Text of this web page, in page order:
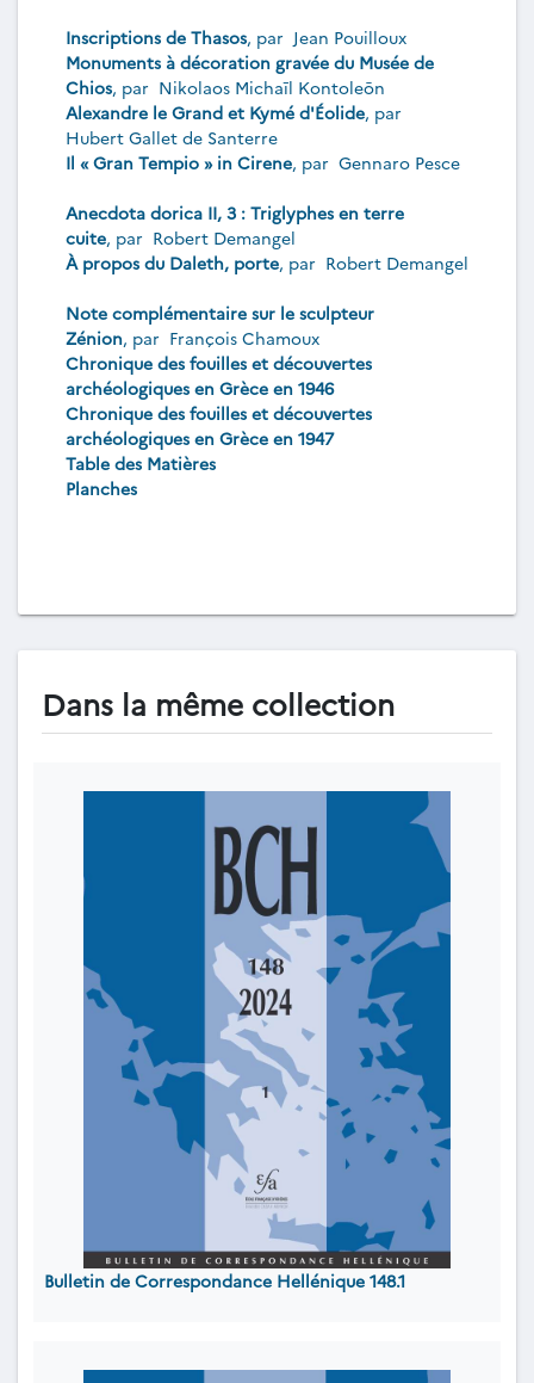
Inscriptions de Thasos, par Jean Pouilloux
Monuments à décoration gravée du Musée de
Chios, par Nikolaos Michaīl Kontoleōn
Alexandre le Grand et Kymé d'Éolide, par
Hubert Gallet de Santerre
Il « Gran Tempio » in Cirene, par Gennaro Pesce
Anecdota dorica II, 3 : Triglyphes en terre
cuite, par Robert Demangel
À propos du Daleth, porte, par Robert Demangel
Note complémentaire sur le sculpteur
Zénion, par François Chamoux
Chronique des fouilles et découvertes
archéologiques en Grèce en 1946
Chronique des fouilles et découvertes
archéologiques en Grèce en 1947
Table des Matières
Planches
Dans la même collection
Bulletin de Correspondance Hellénique 148.1